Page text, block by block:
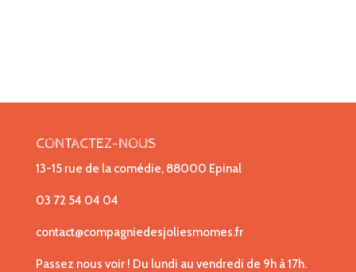
CONTACTEZ-NOUS
13-15 rue de la comédie, 88000 Epinal
03 72 54 04 04
contact@compagniedesjoliesmomes.fr
Passez nous voir ! Du lundi au vendredi de 9h à 17h.